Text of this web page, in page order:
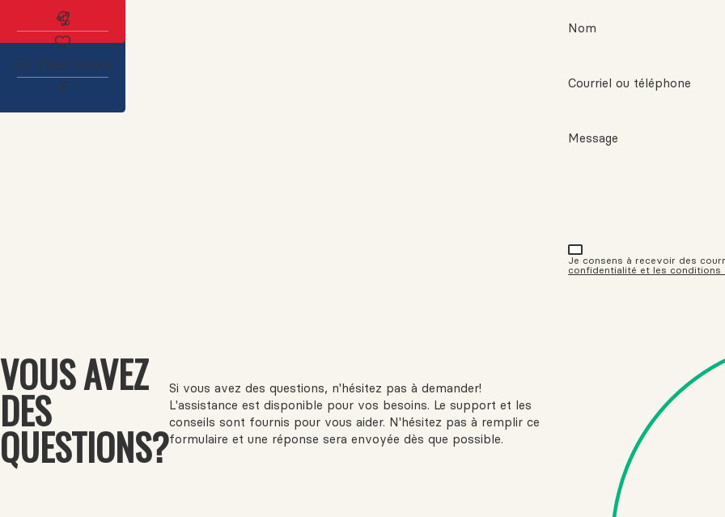
VOUS AVEZ
DES
QUESTIONS?
Si vous avez des questions, n'hésitez pas à demander!
L'assistance est disponible pour vos besoins. Le support et les
conseils sont fournis pour vous aider. N'hésitez pas à remplir ce
formulaire et une réponse sera envoyée dès que possible.
Nom
Courriel ou téléphone
Message
Je consens à recevoir des
confidentialité et les conditions
View more